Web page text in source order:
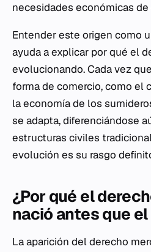
necesidades económicas de
Entender este origen como
ayuda a explicar por qué el
evolucionando. Cada vez
forma de comercio, como el
la economía de los
se adapta, diferenciándose
estructuras civiles
evolución es su rasgo
¿Por qué el
nació antes que
La aparición del derecho